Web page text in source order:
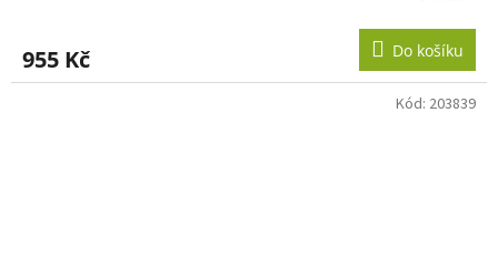
955 Kč Do košíku
Kód: 203839